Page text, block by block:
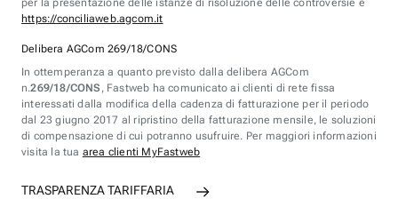
per la presentazione delle istanze di risoluzione delle controversie è
https://conciliaweb.agcom.it
Delibera AGCom 269/18/CONS
In ottemperanza a quanto previsto dalla delibera AGCom
n.269/18/CONS , Fastweb ha comunicato ai clienti di rete fissa
interessati dalla modifica della cadenza di fatturazione per il periodo
dal 23 giugno 2017 al ripristino della fatturazione mensile, le soluzioni
di compensazione di cui potranno usufruire. Per maggiori informazioni
visita la tua area clienti MyFastweb
TRASPARENZA TARIFFARIA